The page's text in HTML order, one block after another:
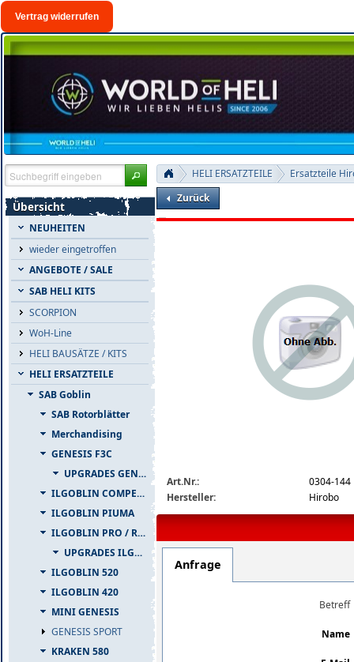
Vertrag widerrufen
Übersicht
NEUHEITEN
wieder eingetroffen
ANGEBOTE / SALE
SAB HELI KITS
SCORPION
WoH-Line
HELI BAUSÄTZE / KITS
HELI ERSATZTEILE
SAB Goblin
SAB Rotorblätter
Merchandising
GENESIS F3C
UPGRADES GENESIS F3C
ILGOBLIN COMPETIZIONE
ILGOBLIN PIUMA
ILGOBLIN PRO / RAW 700
UPGRADES ILGOBLIN PRO / RAW 700
ILGOBLIN 520
ILGOBLIN 420
MINI GENESIS
GENESIS SPORT
KRAKEN 580
HELI ERSATZTEILE
Ersatzteile
Zurück
Art.Nr.:
0304-144
Hersteller:
Hirobo
Anfrage
Betreff
Name